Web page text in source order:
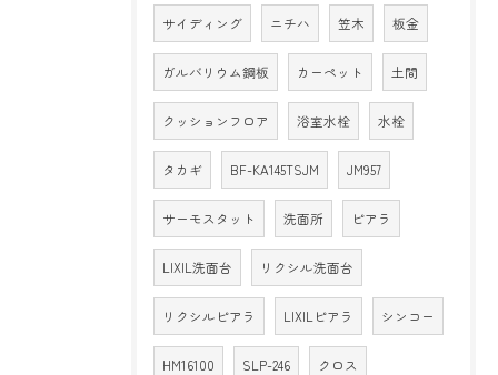
サイディング ニチハ 笠木 板金
ガルバリウム鋼板 カーペット 土間
クッションフロア 浴室水栓 水栓
タカギ BF-KA145TSJM JM957
サーモスタット 洗面所 ピアラ
LIXIL洗面台 リクシル洗面台
リクシルピアラ LIXILピアラ シンコー
HM16100 SLP-246 クロス